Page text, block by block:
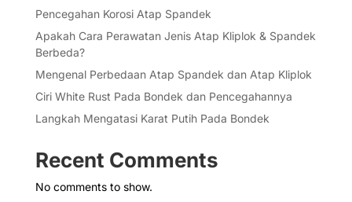
Pencegahan Korosi Atap Spandek
Apakah Cara Perawatan Jenis Atap Kliplok & Spandek
Berbeda?
Mengenal Perbedaan Atap Spandek dan Atap Kliplok
Ciri White Rust Pada Bondek dan Pencegahannya
Langkah Mengatasi Karat Putih Pada Bondek
Recent Comments
No comments to show.